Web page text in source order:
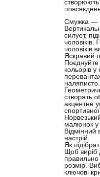
створюють
Смужка —
силует,
чоловіків
Яскравий
Поєднуйте
кольорів
наляписто.
створять
акцентне
малюнок у
Відмінний
настрій.
Як
Щоб виріб
правильно
розмір.
ключові